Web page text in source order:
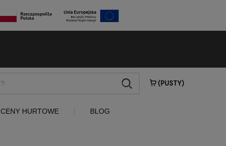
(PUSTY)
szukaj
CENY HURTOWE BLOG